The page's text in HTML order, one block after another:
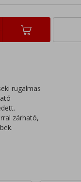
rugalmas
zárható,